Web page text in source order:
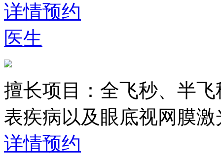
详情预约
医生
擅长项目： 全飞秒、半
表疾病以及眼底视网膜激
详情预约